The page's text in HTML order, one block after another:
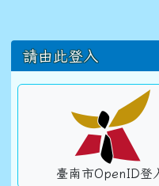
左邊區域內容
請由此登入
臺南市OpenID登
頁尾區域